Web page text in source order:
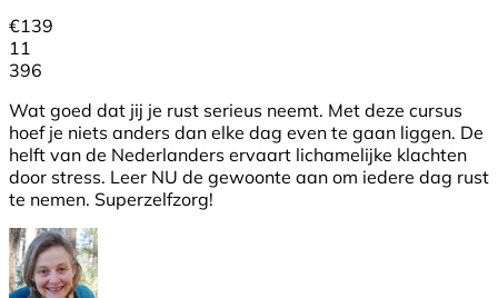
€139
11
396
Wat goed dat jij je rust serieus neemt. Met deze cursus
hoef je niets anders dan elke dag even te gaan liggen. De
helft van de Nederlanders ervaart lichamelijke klachten
door stress. Leer NU de gewoonte aan om iedere dag rust
te nemen. Superzelfzorg!